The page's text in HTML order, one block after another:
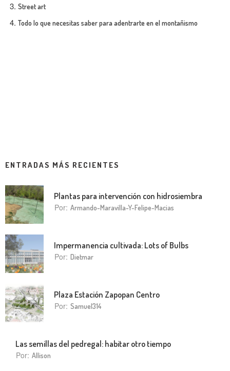
Street art
Todo lo que necesitas saber para adentrarte en el montañismo
ENTRADAS MÁS RECIENTES
Plantas para intervención con hidrosiembra
Por: Armando-Maravilla-Y-Felipe-Macias
Impermanencia cultivada: Lots of Bulbs
Por: Dietmar
Plaza Estación Zapopan Centro
Por: Samuel314
Las semillas del pedregal: habitar otro tiempo
Por: Allison